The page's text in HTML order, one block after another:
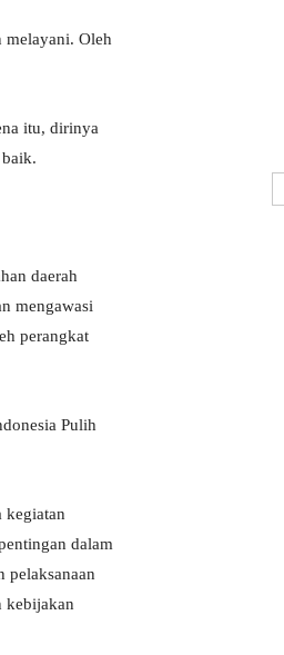
melayani. Oleh
itu, dirinya
daerah
mengawasi
perangkat
Pulih
kegiatan
dalam
pelaksanaan
kebijakan